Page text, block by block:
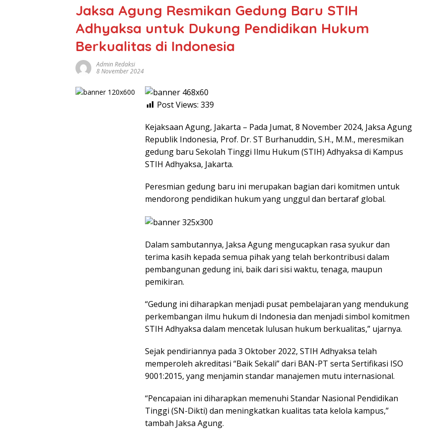
Jaksa Agung Resmikan Gedung Baru STIH
Adhyaksa untuk Dukung Pendidikan Hukum
Berkualitas di Indonesia
Admin Redaksi
8 November 2024
Post Views: 339
Kejaksaan Agung, Jakarta – Pada Jumat, 8 November 2024, Jaksa Agung
Republik Indonesia, Prof. Dr. ST Burhanuddin, S.H., M.M., meresmikan
gedung baru Sekolah Tinggi Ilmu Hukum (STIH) Adhyaksa di Kampus
STIH Adhyaksa, Jakarta.
Peresmian gedung baru ini merupakan bagian dari komitmen untuk
mendorong pendidikan hukum yang unggul dan bertaraf global.
Dalam sambutannya, Jaksa Agung mengucapkan rasa syukur dan
terima kasih kepada semua pihak yang telah berkontribusi dalam
pembangunan gedung ini, baik dari sisi waktu, tenaga, maupun
pemikiran.
“Gedung ini diharapkan menjadi pusat pembelajaran yang mendukung
perkembangan ilmu hukum di Indonesia dan menjadi simbol komitmen
STIH Adhyaksa dalam mencetak lulusan hukum berkualitas,” ujarnya.
Sejak pendiriannya pada 3 Oktober 2022, STIH Adhyaksa telah
memperoleh akreditasi “Baik Sekali” dari BAN-PT serta Sertifikasi ISO
9001:2015, yang menjamin standar manajemen mutu internasional.
“Pencapaian ini diharapkan memenuhi Standar Nasional Pendidikan
Tinggi (SN-Dikti) dan meningkatkan kualitas tata kelola kampus,”
tambah Jaksa Agung.